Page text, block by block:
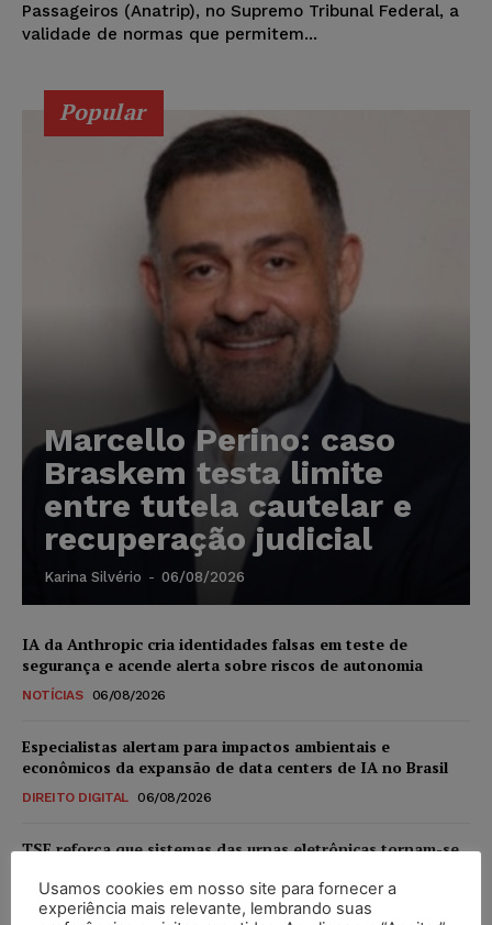
Passageiros (Anatrip), no Supremo Tribunal Federal, a
validade de normas que permitem...
Popular
Marcello Perino: caso
Braskem testa limite
entre tutela cautelar e
recuperação judicial
Karina Silvério - 06/08/2026
IA da Anthropic cria identidades falsas em teste de
segurança e acende alerta sobre riscos de autonomia
NOTÍCIAS 06/08/2026
Especialistas alertam para impactos ambientais e
econômicos da expansão de data centers de IA no Brasil
DIREITO DIGITAL 06/08/2026
TSE reforça que sistemas das urnas eletrônicas tornam-se
NOTÍCIAS 06/08/2026
Usamos cookies em nosso site para fornecer a
experiência mais relevante, lembrando suas